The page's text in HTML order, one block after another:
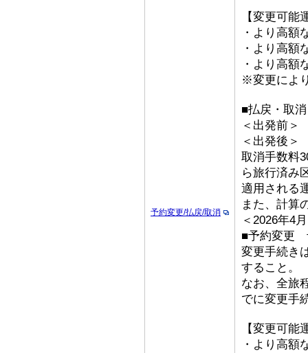
予約変更/払戻/取消
【変更可能
・より高額
・より高額
・より高額
※変更によ
■払戻・取消
＜出発前＞
＜出発後
取消手数料
ら旅行済み
適用される
また、計算
＜2026年4
■予約変更
変更手続き
すること。
なお、全旅
でに変更手
【変更可能
・より高額